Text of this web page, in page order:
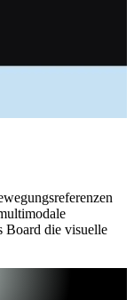
Board die visuelle